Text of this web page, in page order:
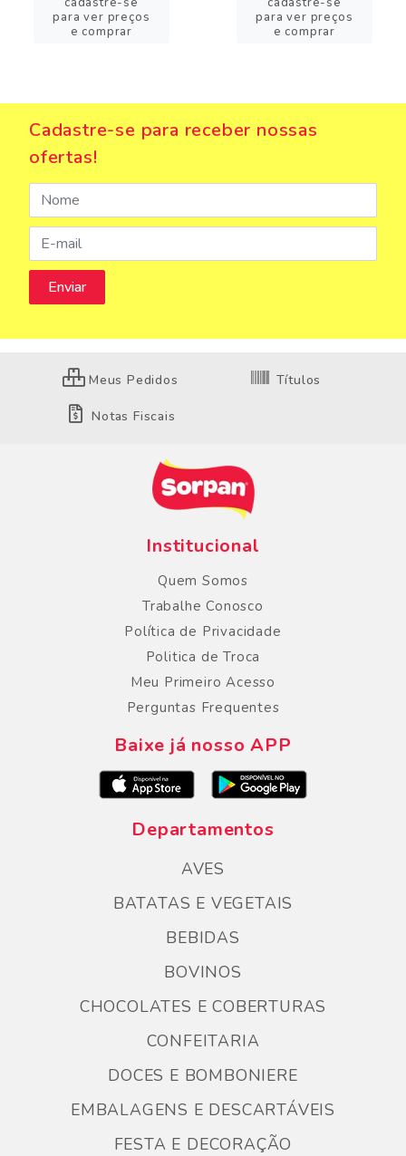
para ver preços
e comprar
para ver preços
e comprar
Cadastre-se para receber nossas
ofertas!
Meus Pedidos Títulos
Notas Fiscais
Institucional
Quem Somos
Trabalhe Conosco
Política de Privacidade
Politica de Troca
Meu Primeiro Acesso
Perguntas Frequentes
Baixe já nosso APP
Departamentos
AVES
BATATAS E VEGETAIS
BEBIDAS
BOVINOS
CHOCOLATES E COBERTURAS
CONFEITARIA
DOCES E BOMBONIERE
EMBALAGENS E DESCARTÁVEIS
FESTA E DECORAÇÃO